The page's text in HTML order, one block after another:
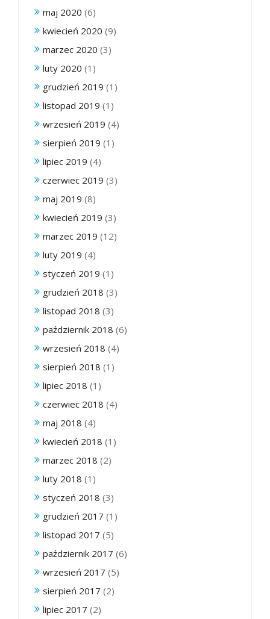
maj 2020 (6)
kwiecień 2020 (9)
marzec 2020 (3)
luty 2020 (1)
grudzień 2019 (1)
listopad 2019 (1)
wrzesień 2019 (4)
sierpień 2019 (1)
lipiec 2019 (4)
czerwiec 2019 (3)
maj 2019 (8)
kwiecień 2019 (3)
marzec 2019 (12)
luty 2019 (4)
styczeń 2019 (1)
grudzień 2018 (3)
listopad 2018 (3)
październik 2018 (6)
wrzesień 2018 (4)
sierpień 2018 (1)
lipiec 2018 (1)
czerwiec 2018 (4)
maj 2018 (4)
kwiecień 2018 (1)
marzec 2018 (2)
luty 2018 (1)
styczeń 2018 (3)
grudzień 2017 (1)
listopad 2017 (5)
październik 2017 (6)
wrzesień 2017 (5)
sierpień 2017 (2)
lipiec 2017 (2)